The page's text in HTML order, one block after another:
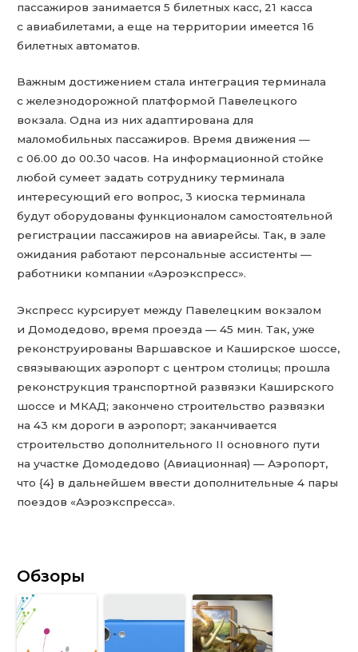
пассажиров занимается 5 билетных касс, 21 касса
с авиабилетами, а еще на территории имеется 16
билетных автоматов.
Важным достижением стала интеграция терминала
с железнодорожной платформой Павелецкого
вокзала. Одна из них адаптирована для
маломобильных пассажиров. Время движения —
с 06.00 до 00.30 часов. На информационной стойке
любой сумеет задать сотруднику терминала
интересующий его вопрос, 3 киоска терминала
будут оборудованы функционалом самостоятельной
регистрации пассажиров на авиарейсы. Так, в зале
ожидания работают персональные ассистенты —
работники компании «Аэроэкспресс».
Экспресс курсирует между Павелецким вокзалом
и Домодедово, время проезда — 45 мин. Так, уже
реконструированы Варшавское и Каширское шоссе,
связывающих аэропорт с центром столицы; прошла
реконструкция транспортной развязки Каширского
шоссе и МКАД; закончено строительство развязки
на 43 км дороги в аэропорт; заканчивается
строительство дополнительного II основного пути
на участке Домодедово (Авиационная) — Аэропорт,
что {4} в дальнейшем ввести дополнительные 4 пары
поездов «Аэроэкспресса».
Обзоры